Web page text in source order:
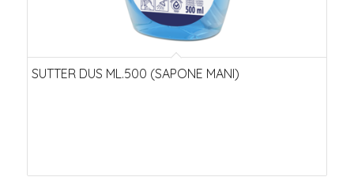
SUTTER DUS ML.500 (SAPONE MANI)